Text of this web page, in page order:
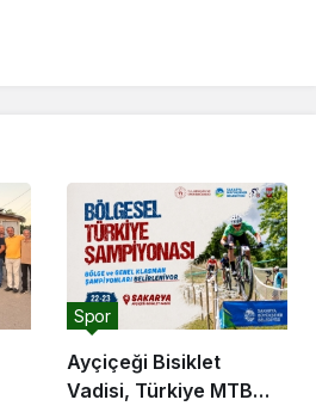
Ayçiçeği Bisiklet
Vadisi, Türkiye MTB
Spor